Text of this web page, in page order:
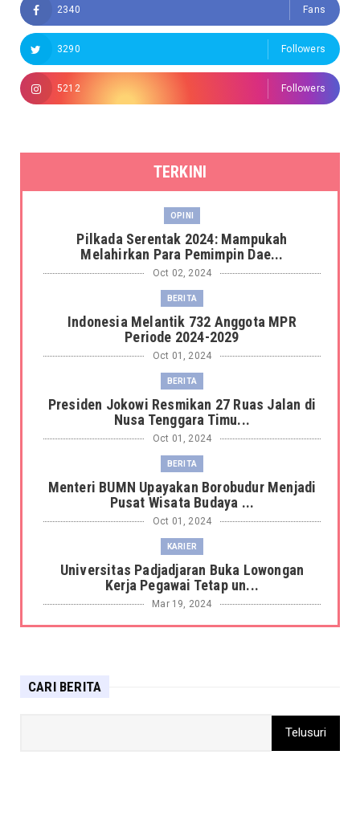
2340 Fans
3290 Followers
5212 Followers
TERKINI
OPINI
Pilkada Serentak 2024: Mampukah
Melahirkan Para Pemimpin Dae...
Oct 02, 2024
BERITA
Indonesia Melantik 732 Anggota MPR
Periode 2024-2029
Oct 01, 2024
BERITA
Presiden Jokowi Resmikan 27 Ruas Jalan di
Nusa Tenggara Timu...
Oct 01, 2024
BERITA
Menteri BUMN Upayakan Borobudur Menjadi
Pusat Wisata Budaya ...
Oct 01, 2024
KARIER
Universitas Padjadjaran Buka Lowongan
Kerja Pegawai Tetap un...
Mar 19, 2024
BERITA
Sandiaga: Pemerintah gunakan pendekatan
CARI BERITA